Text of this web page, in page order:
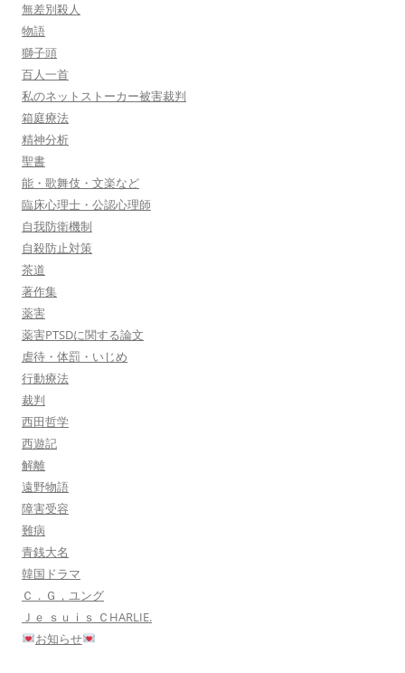
無差別殺人
物語
獅子頭
百人一首
私のネットストーカー被害裁判
箱庭療法
精神分析
聖書
能・歌舞伎・文楽など
臨床心理士・公認心理師
自我防衛機制
自殺防止対策
茶道
著作集
薬害
薬害PTSDに関する論文
虐待・体罰・いじめ
行動療法
裁判
西田哲学
西遊記
解離
遠野物語
障害受容
難病
青銭大名
韓国ドラマ
Ｃ．Ｇ，ユング
Ｊｅ ｓｕｉｓ ＣHARLIE.
お知らせ